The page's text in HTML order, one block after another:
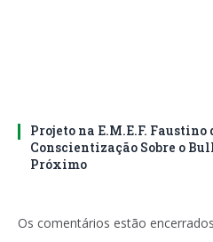
Projeto na E.M.E.F.
Conscientização Sobre o
Próximo
Os comentários estão